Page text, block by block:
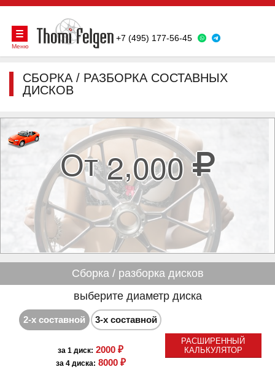
+7 (495) 177-56-45
Меню
СБОРКА / РАЗБОРКА СОСТАВНЫХ
ДИСКОВ
От 2,000
Сборка / разборка дисков
выберите диаметр диска
2-х составной 3-х составной
за 1 диск: 2000 ₽
за 4 диска: 8000 ₽
РАСШИРЕННЫЙ
КАЛЬКУЛЯТОР